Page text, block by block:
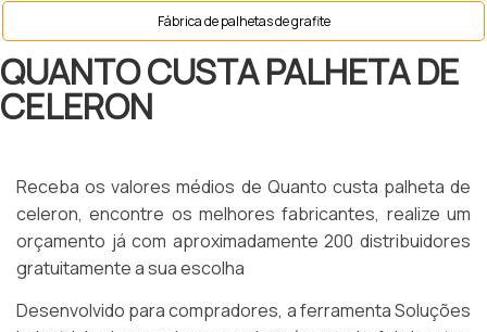
Fábrica de palhetas de grafite
QUANTO CUSTA PALHETA DE
CELERON
Receba os valores médios de Quanto custa palheta de
celeron, encontre os melhores fabricantes, realize um
orçamento já com aproximadamente 200 distribuidores
gratuitamente a sua escolha
Desenvolvido para compradores, a ferramenta Soluções